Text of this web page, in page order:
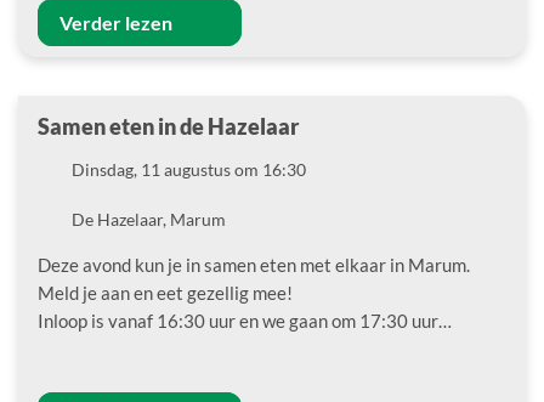
Verder lezen
Samen eten in de Hazelaar
DatumDinsdag, 11 augustus om 16:30
LocatieDe Hazelaar, Marum
Deze avond kun je in samen eten met elkaar in Marum.
Meld je aan en eet gezellig mee!
Inloop is vanaf 16:30 uur en we gaan om 17:30 uur…